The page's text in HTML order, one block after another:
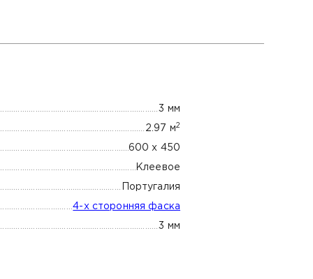
3 мм
2.97 м2
600 х 450
Клеевое
Португалия
4-х сторонняя фаска
3 мм